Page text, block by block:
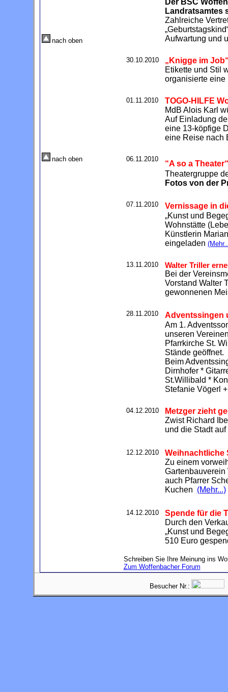
nach oben
nach oben
Der BSC
Landratsamtes
Zahlreiche
Aufwartung und
30.10.2010
„Knigge im
Etikette und Stil
organisierte eine
01.11.2010
TOGO-HILFE
MdB Alois Karl
Auf Einladung
eine 13-köpfige
eine Reise
06.11.2010
“A so a Theater“
Theatergruppe
Fotos von der
07.11.2010
Vernissage in
„Kunst und
Wohnstätte
Künstlerin
eingeladen
13.11.2010
Walter Triller
Bei der
Vorstand Walter
gewonnenen
28.11.2010
Adventssingen
Am 1.
unseren
Pfarrkirche St.
Stände geöffnet.
Beim
Dirnhofer *
St.Willibald *
Stefanie Vögerl
04.12.2010
Metzger zieht
Zwist Richard
und die Stadt
12.12.2010
Weihnachtliche
Zu einem
Gartenbauverein
auch Pfarrer
Kuchen (Mehr...)
14.12.2010
Spende für die
Durch den
„Kunst und
510 Euro
Schreiben Sie Ihre Meinung ins
Zum Woffenbacher Forum
Besucher Nr.: